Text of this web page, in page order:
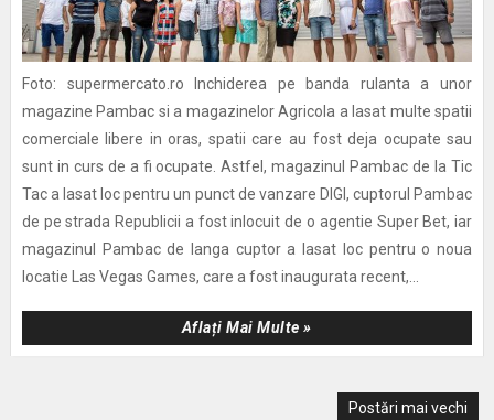
Foto: supermercato.ro Inchiderea pe banda rulanta a unor
magazine Pambac si a magazinelor Agricola a lasat multe spatii
comerciale libere in oras, spatii care au fost deja ocupate sau
sunt in curs de a fi ocupate. Astfel, magazinul Pambac de la Tic
Tac a lasat loc pentru un punct de vanzare DIGI, cuptorul Pambac
de pe strada Republicii a fost inlocuit de o agentie Super Bet, iar
magazinul Pambac de langa cuptor a lasat loc pentru o noua
locatie Las Vegas Games, care a fost inaugurata recent,...
Aflați Mai Multe »
Postări mai vechi